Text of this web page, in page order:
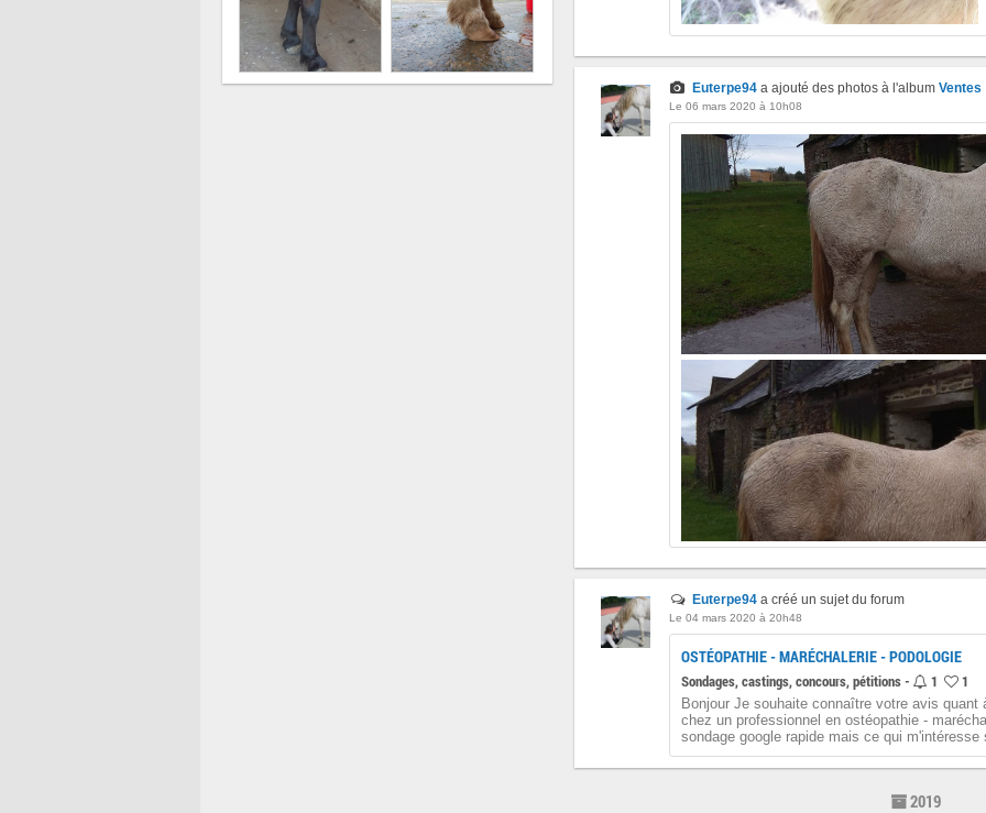
Euterpe94 a ajouté des photos à l'albumVentes
Le 06 mars 2020 à 10h08
Euterpe94 a créé un sujet du forum
Le 04 mars 2020 à 20h48
OSTÉOPATHIE - MARÉCHALERIE - PODOLOGIE
Sondages, castings, concours, pétitions - 1 1
Bonjour Je souhaite connaître votre avis
chez un professionnel en ostéopathie -
sondage google rapide mais ce qui m'intéresse
2019